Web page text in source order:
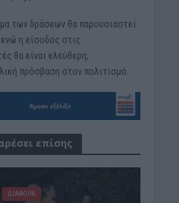
των δράσεων θα παρουσιαστεί
η είσοδος στις
θα είναι ελεύθερη,
πρόσβαση στον πολιτισμό.
επίσης
ΔΙΆΦΟΡΑ